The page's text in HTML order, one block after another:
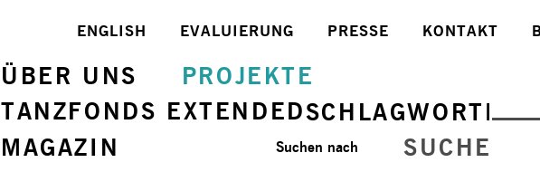
KONTAKT
PRESSE
EVALUIERUNG
ENGLISH
ÜBER UNS
PROJEKTE
TANZFONDS EXTENDEDSCHLAGWORTE
MAGAZIN
SUCHE
Suchen nach